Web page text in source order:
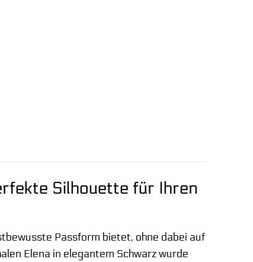
Silhouette für Ihren
Passform bietet, ohne dabei auf
Elena in elegantem Schwarz wurde